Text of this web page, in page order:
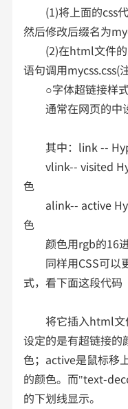
(1)将上面的css代
然后修改后缀名为
(2)在html文件的
语句调用mycss.css(
○字体超链接样式
通常在网页的中
其中：link --
vlink-- visited
色
alink-- active
色
颜色用rgb的16进
同样用CSS可以
式，看下面这段代码
将它插入html文
设定的是有超链接
色；active是鼠标移
的颜色。而"text-
的下划线显示。